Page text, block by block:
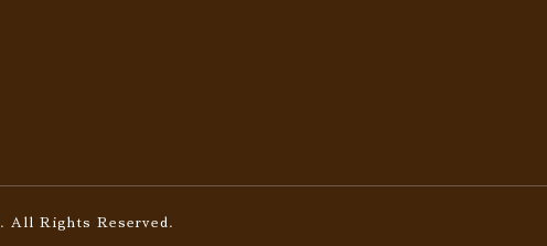
. All Rights Reserved.